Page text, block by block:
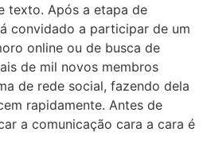
texto. Após a etapa de
convidado a participar de um
online ou de busca de
de mil novos membros
de rede social, fazendo dela
rapidamente. Antes de
a comunicação cara a cara é